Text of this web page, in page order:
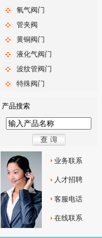
氧气阀门
管夹阀
黄铜阀门
液化气阀门
波纹管阀门
特殊阀门
产品搜索
业务联系
人才招聘
客服电话
在线联系